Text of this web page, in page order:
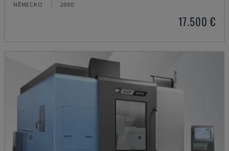
NĚMECKO 2000
17.500 €